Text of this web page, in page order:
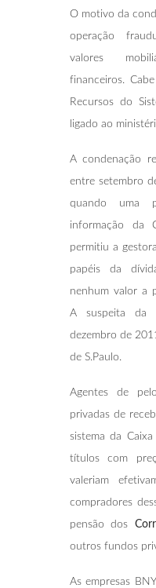
O motivo da
operação
valores
financeiros.
Recursos do
ligado ao
A condenação
entre setembro
quando uma
informação da
permitiu a
papéis da
nenhum valor a
A suspeita da
dezembro de
de S.Paulo.
Agentes de
privadas de
sistema da
títulos com
valeriam
compradores
pensão dos
outros fundos
As empresas